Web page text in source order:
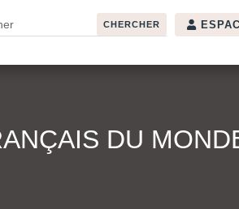
DU